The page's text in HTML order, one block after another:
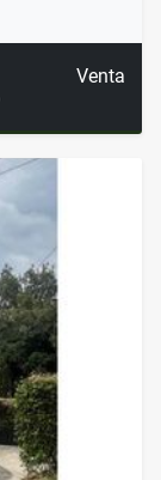
Venta